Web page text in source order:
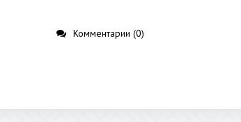
Комментарии (0)